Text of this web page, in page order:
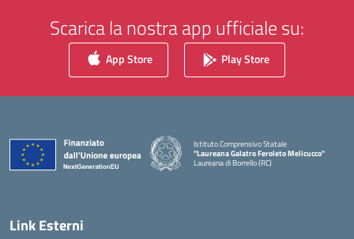
Scarica la nostra app ufficiale su:
App Store Play Store
Istituto Comprensivo Statale
"Laureana Galatro Feroleto Melicucco"
Laureana di Borrello (RC)
Link Esterni